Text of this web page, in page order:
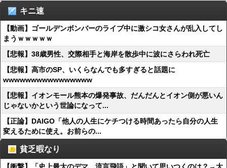
キニ速
【動画】ゴールデンボンバーのライブ中に激シコ女さんが乱入してし
まうｗｗｗｗｗ
【悲報】38歳男性、交際相手と海岸を散歩中に波にさらわれ死亡
【悲報】高市のSP、いくらなんでも多すぎると話題に
wwwwwwwwwwwwwwww
【悲報】イオンモール熊本の爆発事故、だんだんとイオン側が悪いん
じゃないかという世論になって...
【正論】DAIGO「他人の人生にケチつける時間あったら自分の人生
変えるために使え。お前らの...
貧乏暇なり